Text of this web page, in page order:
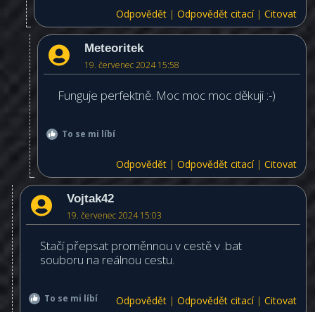
Odpovědět | Odpovědět citací| Citovat
Meteoritek
19. červenec 2024 15:58
Funguje perfektně. Moc moc moc děkuji :-)
To se mi líbí
Odpovědět | Odpovědět citací| Citovat
Vojtak42
19. červenec 2024 15:03
Stačí přepsat proměnnou v cestě v .bat
souboru na reálnou cestu.
To se mi líbí Odpovědět | Odpovědět citací| Citovat